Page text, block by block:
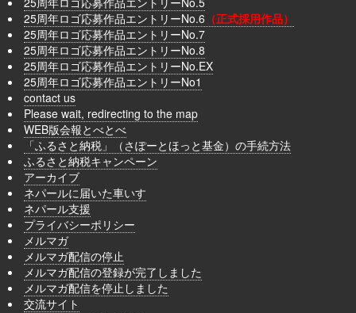
25周年ロゴ応募作品エントリーNo.6 （正式採用作品）
25周年ロゴ応募作品エントリーNo.7
25周年ロゴ応募作品エントリーNo.8
25周年ロゴ応募作品エントリーNo.EX
25周年ロゴ応募作品エントリーNo1
contact us
Please wait, redirecting to the map
WEB版会報とべとべ
「ふるさと納税」（さぽーとほっと基金）の手続方法
ふるさと納税キャンペーン
アーカイブ
ネパールに届いた車いす
ネパール支援
プライバシーポリシー
メルマガ
メルマガ配信の停止
メルマガ配信の登録が完了しました
メルマガ配信を停止しました
交流サイト